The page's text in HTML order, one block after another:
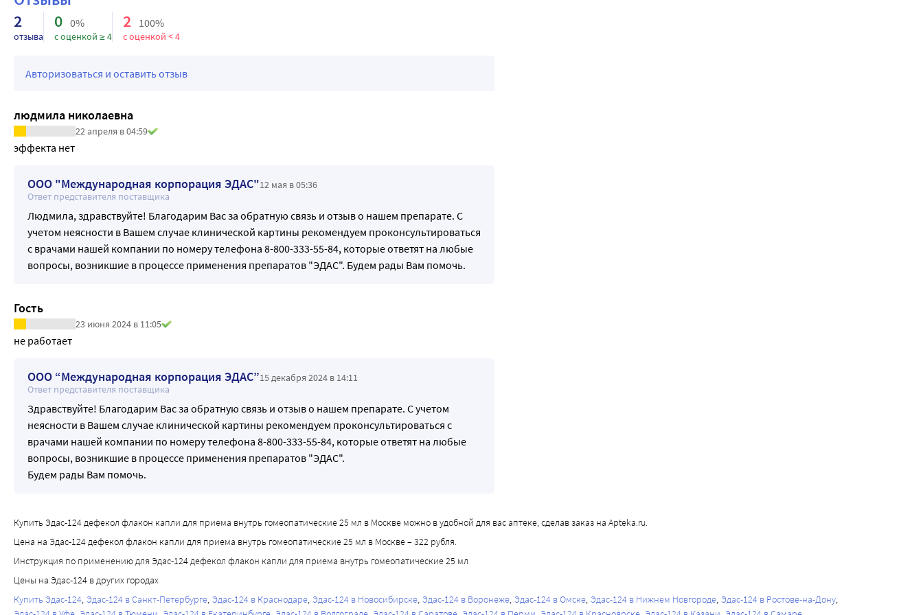
2
отзыва
0 0%
с оценкой ≥ 4
2 100%
с оценкой < 4
Авторизоваться и оставить отзыв
людмила николаевна
22 апреля в 04:59
эффекта нет
ООО "Международная корпорация ЭДАС"12 мая в 05:36
Ответ представителя поставщика
Людмила, здравствуйте! Благодарим Вас за обратную связь и отзыв о нашем препарате. С
учетом неясности в Вашем случае клинической картины рекомендуем проконсультироваться
с врачами нашей компании по номеру телефона 8-800-333-55-84, которые ответят на любые
вопросы, возникшие в процессе применения препаратов "ЭДАС". Будем рады Вам помочь.
Гость
23 июня 2024 в 11:05
не работает
ООО “Международная корпорация ЭДАС”15 декабря 2024 в 14:11
Ответ представителя поставщика
Здравствуйте! Благодарим Вас за обратную связь и отзыв о нашем препарате. С учетом
неясности в Вашем случае клинической картины рекомендуем проконсультироваться с
врачами нашей компании по номеру телефона 8-800-333-55-84, которые ответят на любые
вопросы, возникшие в процессе применения препаратов "ЭДАС".
Будем рады Вам помочь.
Купить Эдас-124 дефекол флакон капли для приема внутрь гомеопатические 25 мл в Москве можно в удобной для вас аптеке, сделав заказ на Apteka.ru.
Цена на Эдас-124 дефекол флакон капли для приема внутрь гомеопатические 25 мл в Москве – 322 рубля.
Инструкция по применению для Эдас-124 дефекол флакон капли для приема внутрь гомеопатические 25 мл
Цены на Эдас-124 в других городах
Купить Эдас-124 Эдас-124 в Санкт-Петербурге Эдас-124 в Краснодаре Эдас-124 в Новосибирске Эдас-124 в Воронеже Эдас-124 в Омске Эдас-124 в Нижнем Новгороде Эдас-124 в Ростове-на-Дону